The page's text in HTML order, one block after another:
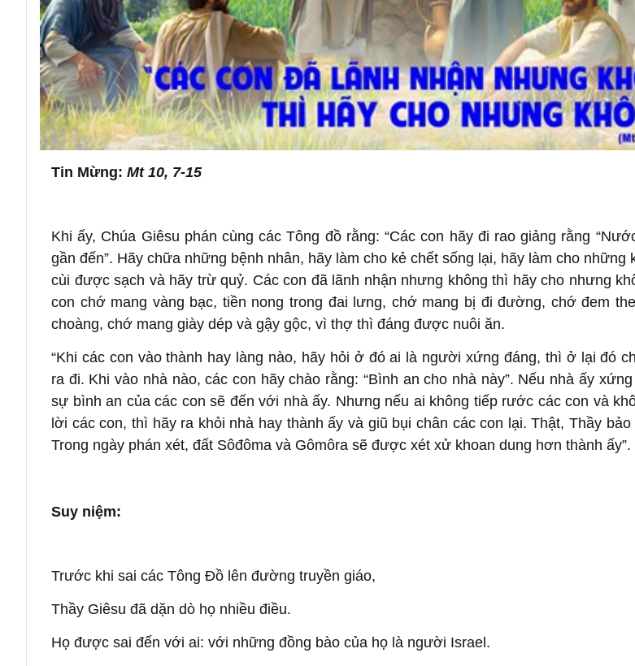
Tin Mừng: Mt 10, 7-15
Khi ấy, Chúa Giêsu phán cùng các Tông đồ rằng: “Các con hãy đi rao giảng rằng
gần đến”. Hãy chữa những bệnh nhân, hãy làm cho kẻ chết sống lại, hãy làm cho những
cùi được sạch và hãy trừ quỷ. Các con đã lãnh nhận nhưng không thì hãy cho nhưng
con chớ mang vàng bạc, tiền nong trong đai lưng, chớ mang bị đi đường, chớ đem
choàng, chớ mang giày dép và gậy gộc, vì thợ thì đáng được nuôi ăn.
“Khi các con vào thành hay làng nào, hãy hỏi ở đó ai là người xứng đáng, thì ở lại đó
ra đi. Khi vào nhà nào, các con hãy chào rằng: “Bình an cho nhà này”. Nếu nhà ấy
sự bình an của các con sẽ đến với nhà ấy. Nhưng nếu ai không tiếp rước các con và
lời các con, thì hãy ra khỏi nhà hay thành ấy và giũ bụi chân các con lại. Thật, Thầy bảo
Trong ngày phán xét, đất Sôđôma và Gômôra sẽ được xét xử khoan dung hơn thành ấy”.
Suy niệm:
Trước khi sai các Tông Đồ lên đường truyền giáo,
Thầy Giêsu đã dặn dò họ nhiều điều.
Họ được sai đến với ai: với những đồng bào của họ là người Israel.